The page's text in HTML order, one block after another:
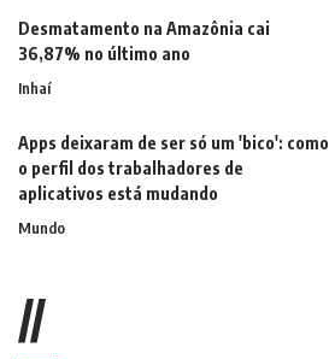
Desmatamento na Amazônia cai
36,87% no último ano
Inhaí
Apps deixaram de ser só um 'bico': como
o perfil dos trabalhadores de
aplicativos está mudando
Mundo
//